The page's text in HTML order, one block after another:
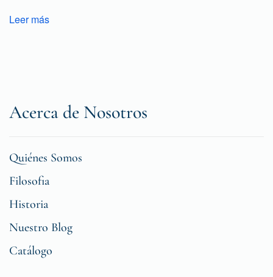
Leer más
Acerca de Nosotros
Quiénes Somos
Filosofia
Historia
Nuestro Blog
Catálogo